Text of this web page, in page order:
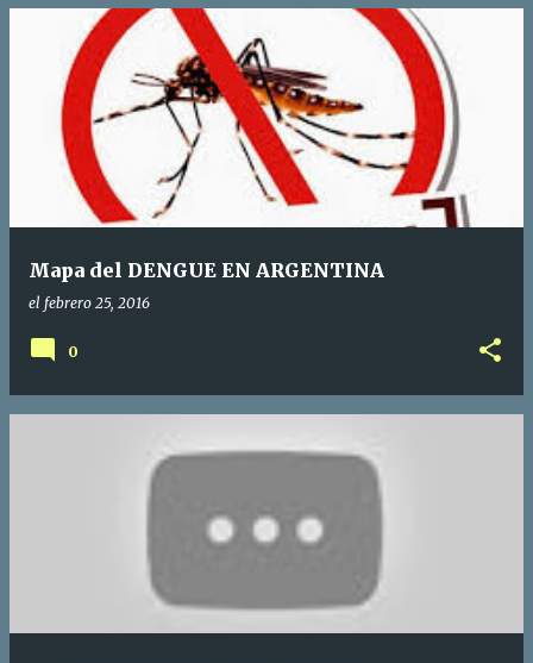
Mapa del DENGUE EN ARGENTINA
el febrero 25, 2016
0